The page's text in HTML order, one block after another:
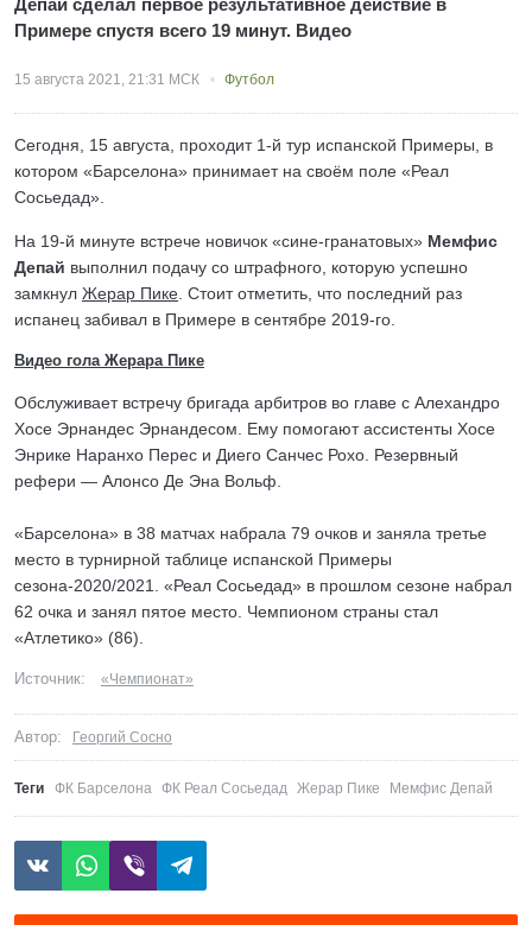
Депай сделал первое результативное действие в
Примере спустя всего 19 минут. Видео
15 августа 2021, 21:31 МСК Футбол
Сегодня, 15 августа, проходит 1-й тур испанской Примеры, в
котором «Барселона» принимает на своём поле «Реал
Сосьедад».
На 19-й минуте встрече новичок «сине-гранатовых» Мемфис
Депай выполнил подачу со штрафного, которую успешно
замкнул Жерар Пике . Стоит отметить, что последний раз
испанец забивал в Примере в сентябре 2019-го.
Видео гола Жерара Пике
Обслуживает встречу бригада арбитров во главе с Алехандро
Хосе Эрнандес Эрнандесом. Ему помогают ассистенты Хосе
Энрике Наранхо Перес и Диего Санчес Рохо. Резервный
рефери — Алонсо Де Эна Вольф.
«Барселона» в 38 матчах набрала 79 очков и заняла третье
место в турнирной таблице испанской Примеры
сезона-2020/2021. «Реал Сосьедад» в прошлом сезоне набрал
62 очка и занял пятое место. Чемпионом страны стал
«Атлетико» (86).
Источник: «Чемпионат»
Автор: Георгий Сосно
Теги ФК Барселона ФК Реал Сосьедад Жерар Пике Мемфис Депай